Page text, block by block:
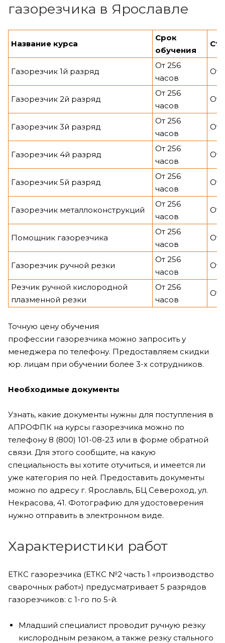
газорезчика в Ярославле
Название курса
Срок
обучения
Газорезчик 1й разряд
От 256
часов
От
Газорезчик 2й разряд
От 256
часов
От
Газорезчик 3й разряд
От 256
часов
От
Газорезчик 4й разряд
От 256
часов
От
Газорезчик 5й разряд
От 256
часов
От
Газорезчик металлоконструкций
От 256
часов
От
Помощник газорезчика
От 256
часов
От
Газорезчик ручной резки
От 256
часов
От
Резчик ручной кислородной
плазменной резки
От 256
часов
От
Точную цену обучения
профессии газорезчика можно запросить у
менеджера по телефону. Предоставляем скидки
юр. лицам при обучении более 3-х сотрудников.
Необходимые документы
Узнать, какие документы нужны для поступления в
АПРОФПК на курсы газорезчика можно по
телефону 8 (800) 101-08-23 или в форме обратной
связи. Для этого сообщите, на какую
специальность вы хотите отучиться, и имеется ли
уже категория по ней. Предоставить документы
можно по адресу г. Ярославль, БЦ Североход, ул.
Некрасова, 41. Фотографию для удостоверения
нужно отправить в электронном виде.
Характеристики работ
ЕТКС газорезчика (ЕТКС №2 часть 1 «производство
сварочных работ») предусматривает 5 разрядов
газорезчиков: с 1-го по 5-й.
Младший специалист проводит ручную резку
кислородным резаком, а также резку стального